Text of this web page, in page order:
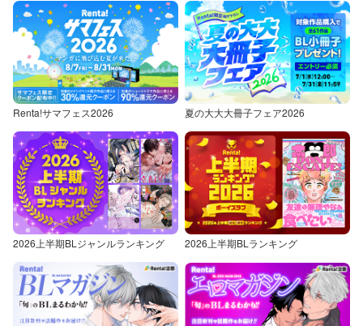
Renta!サマフェス2026 夏の大大大冊子フェア2026
2026上半期BLジャンルランキング 2026上半期BLランキング